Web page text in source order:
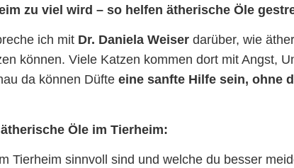
zu viel wird – so helfen ätherische Öle
ich mit Dr. Daniela Weiser darüber, wie
können. Viele Katzen kommen dort mit Angst,
da können Düfte eine sanfte Hilfe sein, ohne
Öle im Tierheim:
Tierheim sinnvoll sind und welche du besser